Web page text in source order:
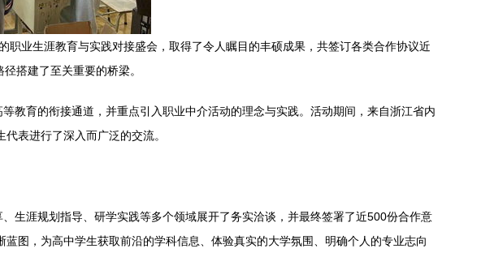
业生涯教育与实践对接盛会，取得了令人瞩目的丰硕成果，共签订各类合作协议近
搭建了至关重要的桥梁。
教育的衔接通道，并重点引入职业中介活动的理念与实践。活动期间，来自浙江省内
表进行了深入而广泛的交流。
生涯规划指导、研学实践等多个领域展开了务实洽谈，并最终签署了近500份合作意
图，为高中学生获取前沿的学科信息、体验真实的大学氛围、明确个人的专业志向